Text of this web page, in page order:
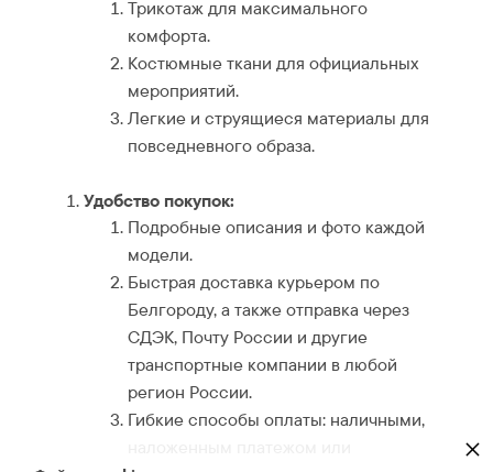
Трикотаж для максимального
комфорта.
Костюмные ткани для официальных
мероприятий.
Легкие и струящиеся материалы для
повседневного образа.
Удобство покупок:
Подробные описания и фото каждой
модели.
Быстрая доставка курьером по
Белгороду, а также отправка через
СДЭК, Почту России и другие
транспортные компании в любой
регион России.
Гибкие способы оплаты: наличными,
×